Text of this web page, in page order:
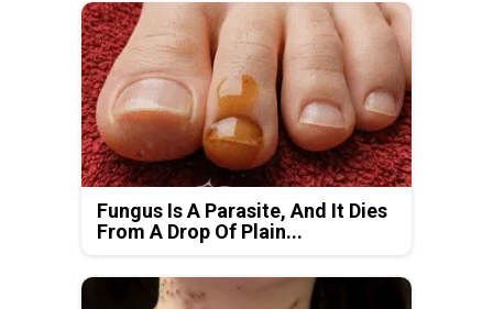
Fungus Is A Parasite, And It Dies
From A Drop Of Plain...